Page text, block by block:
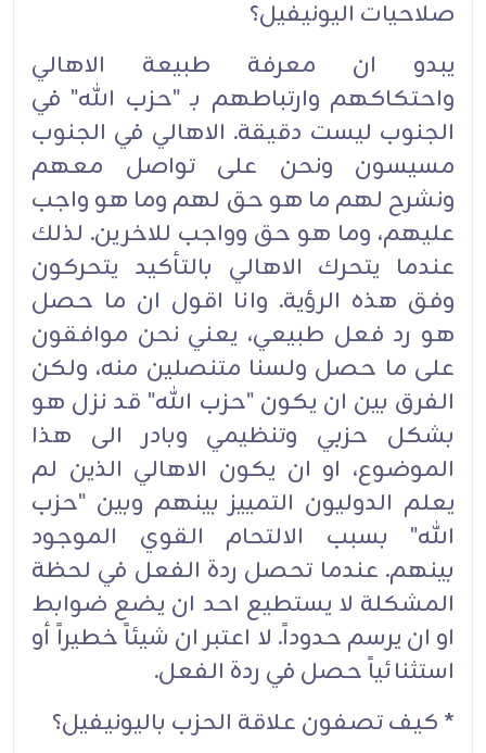
صلاحيات اليونيفيل؟
يبدو ان معرفة طبيعة الاهالي
واحتكاكهم وارتباطهم بـ "حزب الله" في
الجنوب ليست دقيقة. الاهالي في الجنوب
مسيسون ونحن على تواصل معهم
ونشرح لهم ما هو حق لهم وما هو واجب
عليهم، وما هو حق وواجب للاخرين. لذلك
عندما يتحرك الاهالي بالتأكيد يتحركون
وفق هذه الرؤية. وانا اقول ان ما حصل
هو رد فعل طبيعي، يعني نحن موافقون
على ما حصل ولسنا متنصلين منه، ولكن
الفرق بين ان يكون "حزب الله" قد نزل هو
بشكل حزبي وتنظيمي وبادر الى هذا
الموضوع، او ان يكون الاهالي الذين لم
يعلم الدوليون التمييز بينهم وبين "حزب
الله" بسبب الالتحام القوي الموجود
بينهم. عندما تحصل ردة الفعل في لحظة
المشكلة لا يستطيع احد ان يضع ضوابط
او ان يرسم حدوداً. لا اعتبر ان شيئاً خطيراً أو
استثنائياً حصل في ردة الفعل.
* كيف تصفون علاقة الحزب باليونيفيل؟